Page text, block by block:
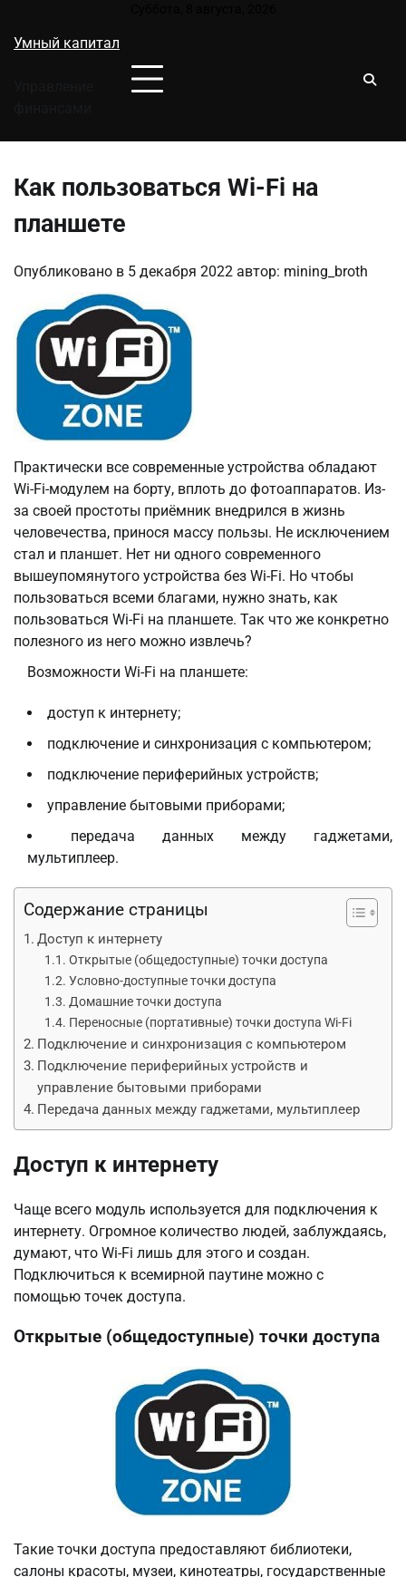
содержимому
Умный капитал
Как пользоваться Wi-Fi на
планшете
Опубликовано в 5 декабря 2022 автор: mining_broth
Практически все современные устройства обладают
Wi-Fi-модулем на борту, вплоть до фотоаппаратов. Из-
за своей простоты приёмник внедрился в жизнь
человечества, принося массу пользы. Не исключением
стал и планшет. Нет ни одного современного
вышеупомянутого устройства без Wi-Fi. Но чтобы
пользоваться всеми благами, нужно знать, как
пользоваться Wi-Fi на планшете. Так что же конкретно
полезного из него можно извлечь?
Возможности Wi-Fi на планшете:
доступ к интернету;
подключение и синхронизация с компьютером;
подключение периферийных устройств;
управление бытовыми приборами;
передача данных между гаджетами,
мультиплеер.
Содержание страницы
Доступ к интернету
Открытые (общедоступные) точки доступа
Условно-доступные точки доступа
Домашние точки доступа
Переносные (портативные) точки доступа Wi-Fi
Подключение и синхронизация с компьютером
Подключение периферийных устройств и
управление бытовыми приборами
Передача данных между гаджетами, мультиплеер
Доступ к интернету
Чаще всего модуль используется для подключения к
интернету. Огромное количество людей, заблуждаясь,
думают, что Wi-Fi лишь для этого и создан.
Подключиться к всемирной паутине можно с
помощью точек доступа.
Открытые (общедоступные) точки доступа
Такие точки доступа предоставляют библиотеки,
салоны красоты, музеи, кинотеатры, государственные